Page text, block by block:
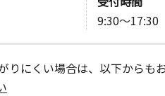
9:30～17:30
りにくい場合は、以下からも